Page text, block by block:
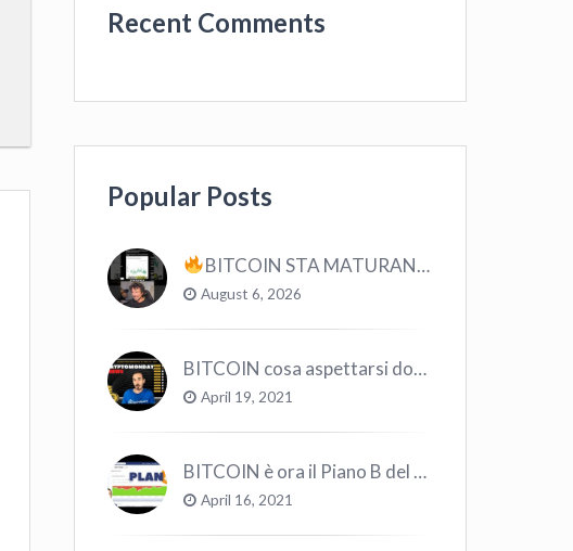
Recent Comments
Popular Posts
BITCOIN STA MATURANDO? #bitcoin #crypto #trading
August 6, 2026
BITCOIN cosa aspettarsi dopo il “Crollo”? – CryptoMonday NEWS w16/’21
April 19, 2021
BITCOIN è ora il Piano B del Mondo
April 16, 2021